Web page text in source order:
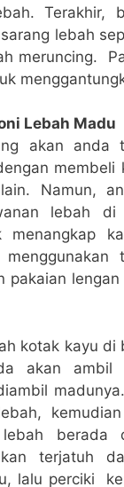
Terakhir,
lebah
meruncing.
Lebah Madu
akan anda
membeli
Namun,
lebah di
menangkap
pakaian
kotak kayu di
akan ambil
berada
terjatuh
lalu perciki